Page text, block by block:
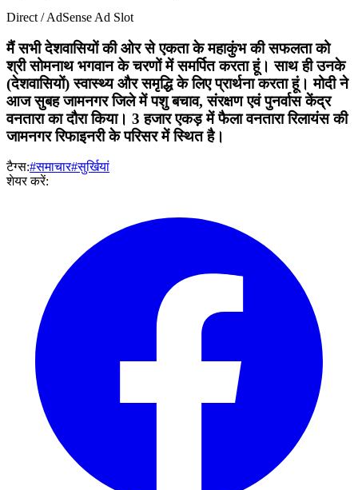
Direct / AdSense Ad Slot
मैं सभी देशवासियों की ओर से एकता के महाकुंभ की सफलता को
श्री सोमनाथ भगवान के चरणों में समर्पित करता हूं। साथ ही उनके
(देशवासियों) स्वास्थ्य और समृद्धि के लिए प्रार्थना करता हूं। मोदी ने
आज सुबह जामनगर जिले में पशु बचाव, संरक्षण एवं पुनर्वास केंद्र
वनतारा का दौरा किया। 3 हजार एकड़ में फैला वनतारा रिलायंस की
जामनगर रिफाइनरी के परिसर में स्थित है।
टैग्स:#समाचार#सुर्खियां
शेयर करें: